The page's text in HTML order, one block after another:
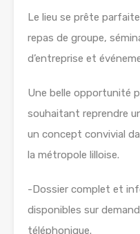
Le lieu se prête
repas de groupe,
d’entreprise et
Une belle opportunité
souhaitant reprendre
un concept convivial
la métropole lilloise.
-Dossier complet et
disponibles sur
téléphonique.